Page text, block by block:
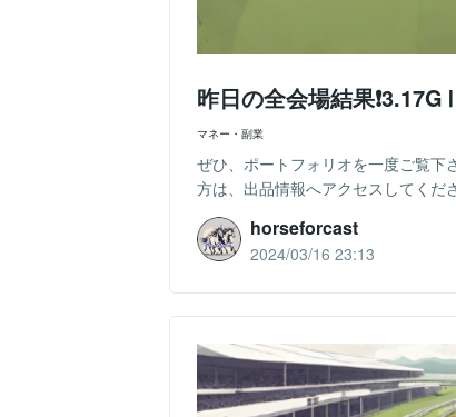
昨日の全会場結果
マネー・副業
ぜひ、ポートフォリオを一度ご覧
方は、出品情報へアクセスしてくだ
horseforcast
2024/03/16 23:13